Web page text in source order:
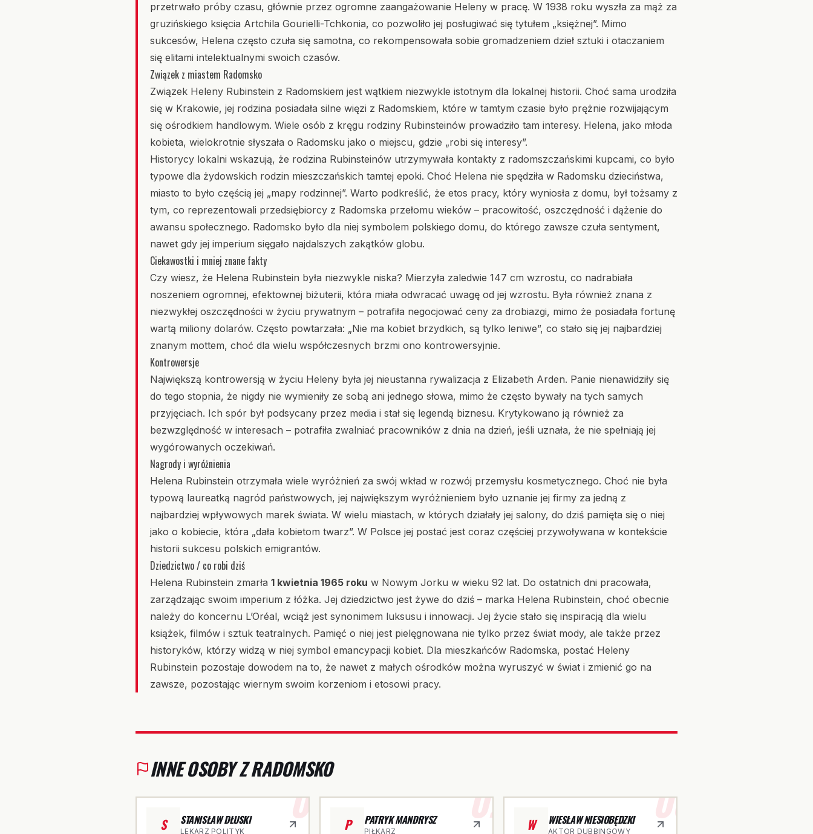
przetrwało próby czasu, głównie przez ogromne zaangażowanie Heleny w pracę. W 1938 roku wyszła za mąż za
gruzińskiego księcia Artchila Gourielli-Tchkonia, co pozwoliło jej posługiwać się tytułem „księżnej”. Mimo
sukcesów, Helena często czuła się samotna, co rekompensowała sobie gromadzeniem dzieł sztuki i otaczaniem
się elitami intelektualnymi swoich czasów.
Związek z miastem Radomsko
Związek Heleny Rubinstein z Radomskiem jest wątkiem niezwykle istotnym dla lokalnej historii. Choć sama urodziła
się w Krakowie, jej rodzina posiadała silne więzi z Radomskiem, które w tamtym czasie było prężnie rozwijającym
się ośrodkiem handlowym. Wiele osób z kręgu rodziny Rubinsteinów prowadziło tam interesy. Helena, jako młoda
kobieta, wielokrotnie słyszała o Radomsku jako o miejscu, gdzie „robi się interesy”.
Historycy lokalni wskazują, że rodzina Rubinsteinów utrzymywała kontakty z radomszczańskimi kupcami, co było
typowe dla żydowskich rodzin mieszczańskich tamtej epoki. Choć Helena nie spędziła w Radomsku dzieciństwa,
miasto to było częścią jej „mapy rodzinnej”. Warto podkreślić, że etos pracy, który wyniosła z domu, był tożsamy z
tym, co reprezentowali przedsiębiorcy z Radomska przełomu wieków – pracowitość, oszczędność i dążenie do
awansu społecznego. Radomsko było dla niej symbolem polskiego domu, do którego zawsze czuła sentyment,
nawet gdy jej imperium sięgało najdalszych zakątków globu.
Ciekawostki i mniej znane fakty
Czy wiesz, że Helena Rubinstein była niezwykle niska? Mierzyła zaledwie 147 cm wzrostu, co nadrabiała
noszeniem ogromnej, efektownej biżuterii, która miała odwracać uwagę od jej wzrostu. Była również znana z
niezwykłej oszczędności w życiu prywatnym – potrafiła negocjować ceny za drobiazgi, mimo że posiadała fortunę
wartą miliony dolarów. Często powtarzała: „Nie ma kobiet brzydkich, są tylko leniwe”, co stało się jej najbardziej
znanym mottem, choć dla wielu współczesnych brzmi ono kontrowersyjnie.
Kontrowersje
Największą kontrowersją w życiu Heleny była jej nieustanna rywalizacja z Elizabeth Arden. Panie nienawidziły się
do tego stopnia, że nigdy nie wymieniły ze sobą ani jednego słowa, mimo że często bywały na tych samych
przyjęciach. Ich spór był podsycany przez media i stał się legendą biznesu. Krytykowano ją również za
bezwzględność w interesach – potrafiła zwalniać pracowników z dnia na dzień, jeśli uznała, że nie spełniają jej
wygórowanych oczekiwań.
Nagrody i wyróżnienia
Helena Rubinstein otrzymała wiele wyróżnień za swój wkład w rozwój przemysłu kosmetycznego. Choć nie była
typową laureatką nagród państwowych, jej największym wyróżnieniem było uznanie jej firmy za jedną z
najbardziej wpływowych marek świata. W wielu miastach, w których działały jej salony, do dziś pamięta się o niej
jako o kobiecie, która „dała kobietom twarz”. W Polsce jej postać jest coraz częściej przywoływana w kontekście
historii sukcesu polskich emigrantów.
Dziedzictwo / co robi dziś
Helena Rubinstein zmarła 1 kwietnia 1965 roku w Nowym Jorku w wieku 92 lat. Do ostatnich dni pracowała,
zarządzając swoim imperium z łóżka. Jej dziedzictwo jest żywe do dziś – marka Helena Rubinstein, choć obecnie
należy do koncernu L’Oréal, wciąż jest synonimem luksusu i innowacji. Jej życie stało się inspiracją dla wielu
książek, filmów i sztuk teatralnych. Pamięć o niej jest pielęgnowana nie tylko przez świat mody, ale także przez
historyków, którzy widzą w niej symbol emancypacji kobiet. Dla mieszkańców Radomska, postać Heleny
Rubinstein pozostaje dowodem na to, że nawet z małych ośrodków można wyruszyć w świat i zmienić go na
zawsze, pozostając wiernym swoim korzeniom i etosowi pracy.
INNE OSOBY Z RADOMSKO
01
S STANISŁAW DŁUSKI
LEKARZ POLITYK
02
P PATRYK MANDRYSZ
PIŁKARZ
03
W WIESŁAW NIESIOBĘDZKI
AKTOR DUBBINGOWY